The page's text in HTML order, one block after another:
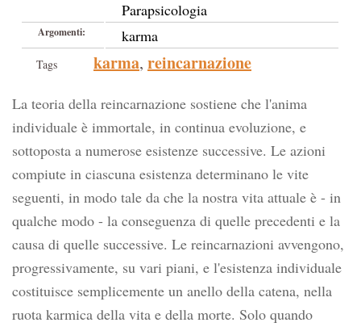
Parapsicologia
Argomenti: karma
Tags karma, reincarnazione
La teoria della reincarnazione sostiene che l'anima
individuale è immortale, in continua evoluzione, e
sottoposta a numerose esistenze successive. Le azioni
compiute in ciascuna esistenza determinano le vite
seguenti, in modo tale da che la nostra vita attuale è - in
qualche modo - la conseguenza di quelle precedenti e la
causa di quelle successive. Le reincarnazioni avvengono,
progressivamente, su vari piani, e l'esistenza individuale
costituisce semplicemente un anello della catena, nella
ruota karmica della vita e della morte. Solo quando